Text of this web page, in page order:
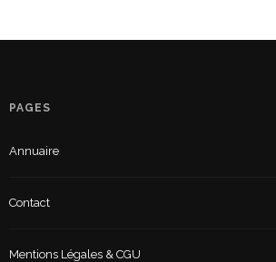
PAGES
Annuaire
Contact
Mentions Légales & CGU